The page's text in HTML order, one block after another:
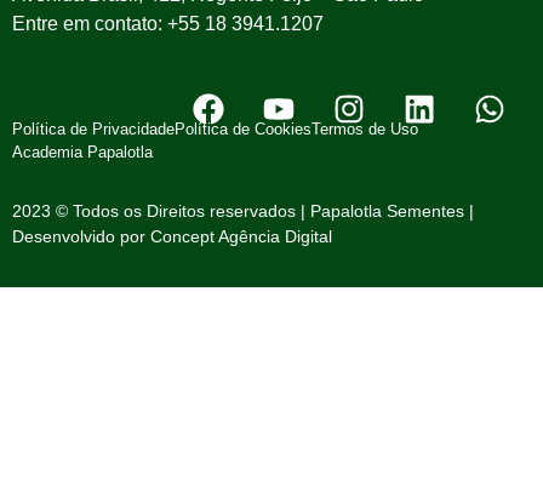
Entre em contato: +55 18 3941.1207
Política de PrivacidadePolítica de CookiesTermos de Uso
Academia Papalotla
2023 © Todos os Direitos reservados | Papalotla Sementes |
Desenvolvido por Concept Agência Digital